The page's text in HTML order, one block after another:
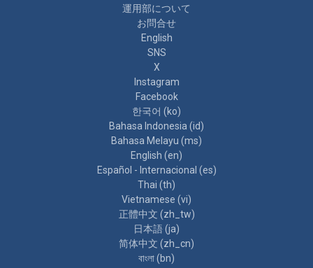
運用部について
お問合せ
English
SNS
X
Instagram
Facebook
한국어 ‎(ko)‎
Bahasa Indonesia ‎(id)‎
Bahasa Melayu ‎(ms)‎
English ‎(en)‎
Español - Internacional ‎(es)‎
Thai ‎(th)‎
Vietnamese ‎(vi)‎
正體中文 ‎(zh_tw)‎
日本語 ‎(ja)‎
简体中文 ‎(zh_cn)‎
বাংলা ‎(bn)‎